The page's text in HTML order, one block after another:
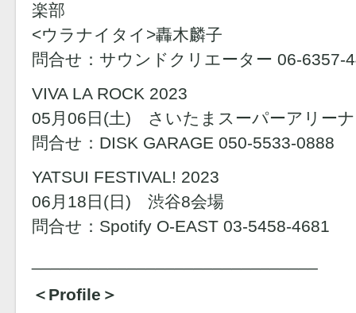
楽部
<ウラナイタイ>轟木麟子
問合せ：サウンドクリエーター 06-6357-
VIVA LA ROCK 2023
05月06日(土) さいたまスーパーアリーナ
問合せ：DISK GARAGE 050-5533-0888
YATSUI FESTIVAL! 2023
06月18日(日) 渋谷8会場
問合せ：Spotify O-EAST 03-5458-4681
＜Profile＞